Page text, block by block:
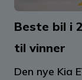
Beste bil i
til vinner
Den nye Kia